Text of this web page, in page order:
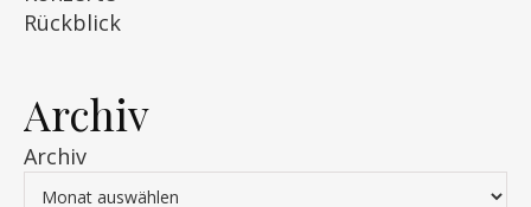
Rückblick
Archiv
Archiv